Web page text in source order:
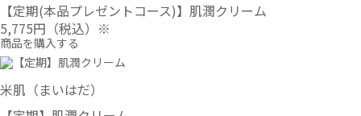
【定期(本品プレゼントコース)】肌潤クリーム
5,775円 （税込）※
商品を購入する
米肌（まいはだ）